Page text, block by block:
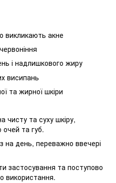
викликають акне
і надлишкового жиру
висипань
та жирної шкіри
чисту та суху шкіру,
очей та губ.
на день, переважно ввечері
застосування та поступово
використання.